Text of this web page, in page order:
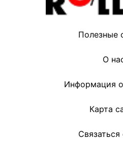
Полезные
О
Информация
Карта